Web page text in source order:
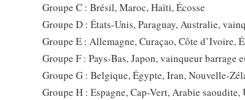
Groupe C : Brésil, Maroc, Haïti, Écosse
Groupe D : États-Unis, Paraguay, Australie,
Groupe E : Allemagne, Curaçao, Côte d’Ivoire,
Groupe F : Pays-Bas, Japon, vainqueur barrage
Groupe G : Belgique, Égypte, Iran, Nouvelle-
Groupe H : Espagne, Cap-Vert, Arabie saoudite,